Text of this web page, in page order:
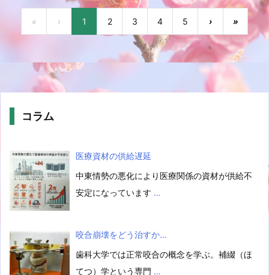
« ‹ 1 2 3 4 5 › »
コラム
医療資材の供給遅延
中東情勢の悪化により医療関係の資材が供給不
安定になっています …
咬合崩壊をどう治すか…
歯科大学では正常咬合の概念を学ぶ。補綴（ほ
てつ）学という専門 …